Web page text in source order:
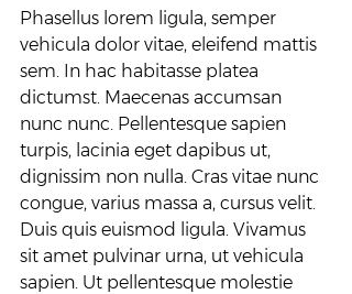
Phasellus lorem ligula, semper
vehicula dolor vitae, eleifend mattis
sem. In hac habitasse platea
dictumst. Maecenas accumsan
nunc nunc. Pellentesque sapien
turpis, lacinia eget dapibus ut,
dignissim non nulla. Cras vitae nunc
congue, varius massa a, cursus velit.
Duis quis euismod ligula. Vivamus
sit amet pulvinar urna, ut vehicula
sapien. Ut pellentesque molestie